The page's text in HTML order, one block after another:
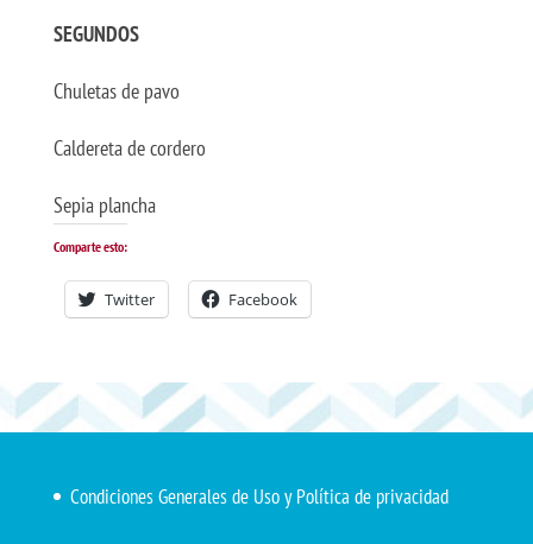
SEGUNDOS
Chuletas de pavo
Caldereta de cordero
Sepia plancha
Comparte esto:
Twitter Facebook
Condiciones Generales de Uso y Política de privacidad